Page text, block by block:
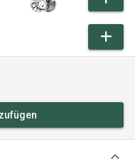
keyboard_arrow_down